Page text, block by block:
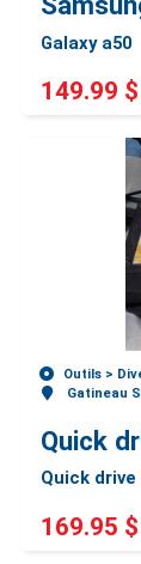
Galaxy a50
149.99 $
Outils >
Gatineau
Quick
Quick
169.95 $